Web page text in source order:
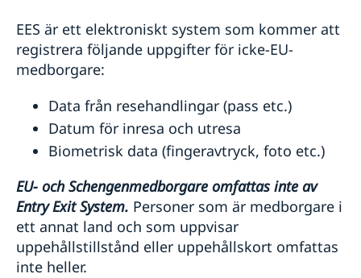
EES är ett elektroniskt system som kommer att
registrera följande uppgifter för icke-EU-
medborgare:
Data från resehandlingar (pass etc.)
Datum för inresa och utresa
Biometrisk data (fingeravtryck, foto etc.)
EU- och Schengenmedborgare omfattas inte av
Entry Exit System. Personer som är medborgare i
ett annat land och som uppvisar
uppehållstillstånd eller uppehållskort omfattas
inte heller.